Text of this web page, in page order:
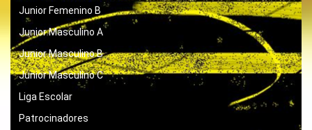
Junior Femenino B
Junior Masculino A
Junior Masculino B
Junior Masculino C
Liga Escolar
Patrocinadores